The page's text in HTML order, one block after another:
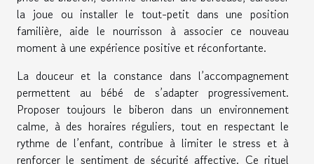
la joue ou installer le tout-petit dans une position
familière, aide le nourrisson à associer ce nouveau
moment à une expérience positive et réconfortante.
La douceur et la constance dans l’accompagnement
permettent au bébé de s’adapter progressivement.
Proposer toujours le biberon dans un environnement
calme, à des horaires réguliers, tout en respectant le
rythme de l’enfant, contribue à limiter le stress et à
renforcer le sentiment de sécurité affective. Ce rituel